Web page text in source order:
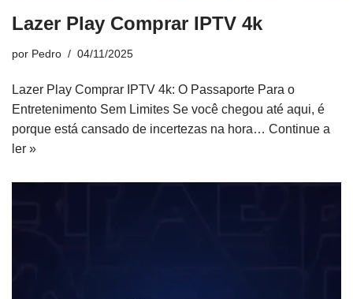
Lazer Play Comprar IPTV 4k
por Pedro 04/11/2025
Lazer Play Comprar IPTV 4k: O Passaporte Para o
Entretenimento Sem Limites Se você chegou até aqui, é
porque está cansado de incertezas na hora… Continue a
ler »